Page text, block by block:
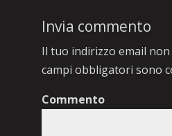
Invia commento
Il tuo indirizzo email
campi obbligatori sono
Commento